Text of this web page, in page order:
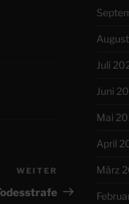
Nächster
Beitrag
WEITER
Juli
Juni
Mai
April
März